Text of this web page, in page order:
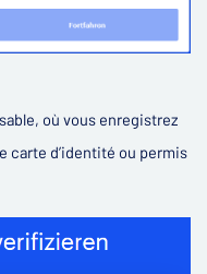
où vous enregistrez
carte d’identité ou permis